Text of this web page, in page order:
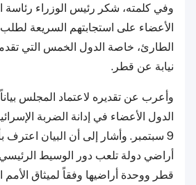
وفي كلمته، شكر رئيس الوزراء رئاسة
الأعضاء على استجابتهم السريعة
الطارئ، خاصة الدول الخمس التي
نيابة عن قطر.
وأعرب عن تقديره لاعتماد المجلس
الدول الأعضاء في إدانة الضربة
9 سبتمبر. وأشار إلى أن البيان
أراضي دولة تلعب دور الوسيط
قطر ووحدة أراضيها وفقاً لميثاق الأمم